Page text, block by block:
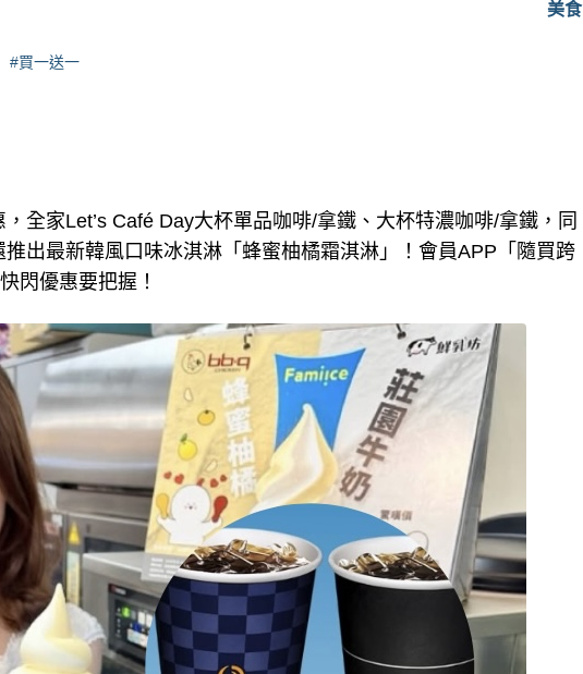
美食
#買一送一
全家Let’s Café Day大杯單品咖啡/拿鐵、大杯特濃咖啡/拿鐵，同
出最新韓風口味冰淇淋「蜂蜜柚橘霜淇淋」！會員APP「隨買跨
閃優惠要把握！